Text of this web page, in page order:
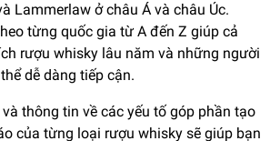
Lammerlaw ở châu Á và châu Úc.
từng quốc gia từ A đến Z giúp cả
rượu whisky lâu năm và những người
dễ dàng tiếp cận.
thông tin về các yếu tố góp phần tạo
của từng loại rượu whisky sẽ giúp bạn